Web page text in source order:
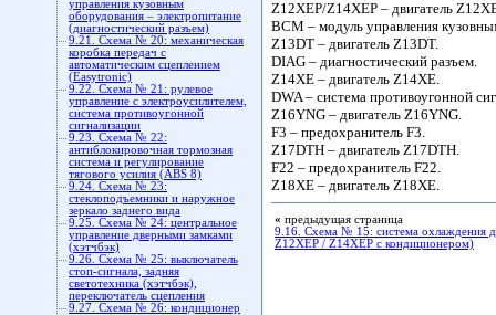
управления кузовным
оборудования – электропитание
(диагностический разъем)
9.21. Схема № 20: механическая
коробка передач с
автоматическим сцеплением
(Easytronic)
9.22. Схема № 21: рулевое
управление с электроусилителем,
система противоугонной
сигнализации
9.23. Схема № 22:
антиблокировочная тормозная
система и регулирование
тягового усилия (ABS 8)
9.24. Схема № 23:
cтеклоподъемники и наружное
зеркало заднего вида
9.25. Схема № 24: центральное
управление дверными замками
(хэтчбэк)
9.26. Схема № 25: выключатель
стоп-сигнала, задняя
светотехника (хэтчбэк),
переключатель сцепления
9.27. Схема № 26: кондиционер
Z12XEP/Z14XEP – двигатель
BCM – модуль управления
Z13DT – двигатель Z13DT.
DIAG – диагностический разъем.
Z14XE – двигатель Z14XE.
DWA – система противоугонной
Z16YNG – двигатель Z16YNG.
F3 – предохранитель F3.
Z17DTH – двигатель Z17DTH.
F22 – предохранитель F22.
Z18XE – двигатель Z18XE.
« предыдущая страница
9.16. Схема № 15: система охлаждения
Z12XEP / Z14XEP с кондиционером)